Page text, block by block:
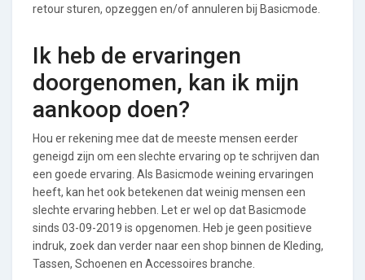
retour sturen, opzeggen en/of annuleren bij Basicmode.
Ik heb de ervaringen
doorgenomen, kan ik mijn
aankoop doen?
Hou er rekening mee dat de meeste mensen eerder
geneigd zijn om een slechte ervaring op te schrijven dan
een goede ervaring. Als Basicmode weining ervaringen
heeft, kan het ook betekenen dat weinig mensen een
slechte ervaring hebben. Let er wel op dat Basicmode
sinds 03-09-2019 is opgenomen. Heb je geen positieve
indruk, zoek dan verder naar een shop binnen de Kleding,
Tassen, Schoenen en Accessoires branche.